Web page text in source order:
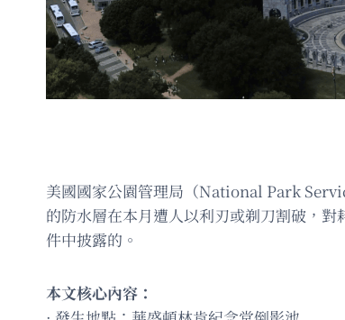
美國國家公園管理局（National Park
的防水層在本月遭人以利刃或剃刀割破，
件中披露的。
本文核心內容：